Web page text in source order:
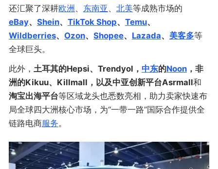
还汇聚了深耕欧洲 、 东南亚 、 北美等成熟市场的
eBay、 Shein、 TikTok Shop、 Temu、
Wildberries、 Ozon、 Shopee、 Lazada、 美客多等
全球巨头。
此外， 土耳其的Hepsi、Trendyol， 中东的Noon，非
洲的Kikuu、Killmall，以及中亚创新平台Asrmall和
淘宝出海平台等区域龙头也悉数亮相，助力卖家快速布
局全球四大洲核心市场，为“一带一路”国际合作提供全
链路电商服务。